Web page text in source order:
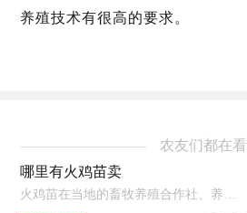
养殖技术有很高的要求。
农友们都在看
哪里有火鸡苗卖
火鸡苗在当地的畜牧养殖合作社、养鸡场等地都有购买，但选择有省级或省级以上《种畜禽生产经营许可证》的正规火鸡苗养殖场购买为佳...